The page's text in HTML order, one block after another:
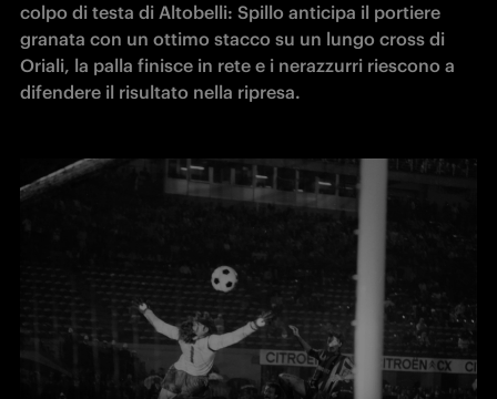
colpo di testa di Altobelli: Spillo anticipa il portiere
granata con un ottimo stacco su un lungo cross di
Oriali, la palla finisce in rete e i nerazzurri riescono a
difendere il risultato nella ripresa.